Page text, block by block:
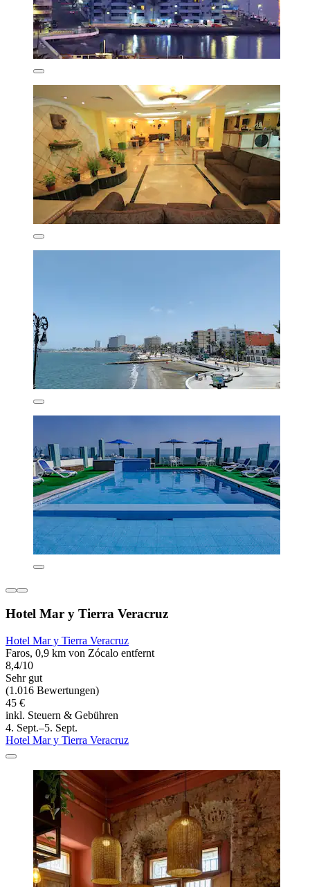
Hotel Mar y Tierra Veracruz
Hotel Mar y Tierra Veracruz
Faros, 0,9 km von Zócalo entfernt
8,4/10
Sehr gut
(1.016 Bewertungen)
45 €
inkl. Steuern & Gebühren
4. Sept.–5. Sept.
Hotel Mar y Tierra Veracruz